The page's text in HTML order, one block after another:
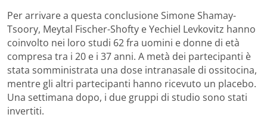
Per arrivare a questa conclusione Simone Shamay-
Tsoory, Meytal Fischer-Shofty e Yechiel Levkovitz hanno
coinvolto nei loro studi 62 fra uomini e donne di età
compresa tra i 20 e i 37 anni. A metà dei partecipanti è
stata somministrata una dose intranasale di ossitocina,
mentre gli altri partecipanti hanno ricevuto un placebo.
Una settimana dopo, i due gruppi di studio sono stati
invertiti.